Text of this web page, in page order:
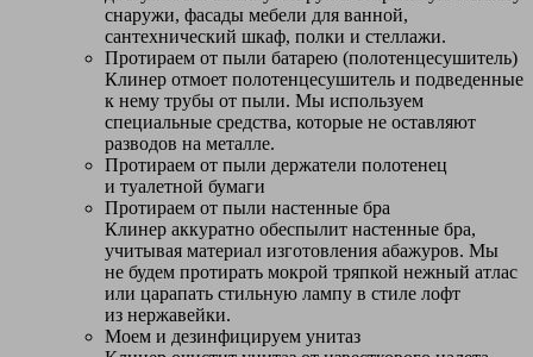
снаружи, фасады мебели для ванной,
сантехнический шкаф, полки и стеллажи.
Протираем от пыли батарею (полотенцесушитель)
Клинер отмоет полотенцесушитель и подведенные
к нему трубы от пыли. Мы используем
специальные средства, которые не оставляют
разводов на металле.
Протираем от пыли держатели полотенец
и туалетной бумаги
Протираем от пыли настенные бра
Клинер аккуратно обеспылит настенные бра,
учитывая материал изготовления абажуров. Мы
не будем протирать мокрой тряпкой нежный атлас
или царапать стильную лампу в стиле лофт
из нержавейки.
Моем и дезинфицируем унитаз